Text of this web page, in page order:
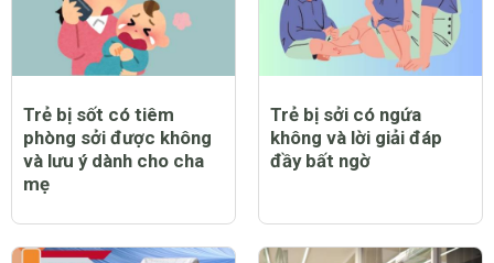
Trẻ bị sốt có tiêm
phòng sởi được không
và lưu ý dành cho cha
mẹ
Trẻ bị sởi có ngứa
không và lời giải đáp
đầy bất ngờ